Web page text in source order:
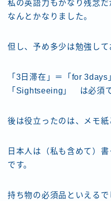
私の英語力もかなり残念
なんとかなりました。
但し、予め多少は勉強して
「3日滞在」＝「for 3days
「Sightseeing」 は必須
後は役立ったのは、メモ紙
日本人は（私も含めて）
です。
持ち物の必須品といえるで